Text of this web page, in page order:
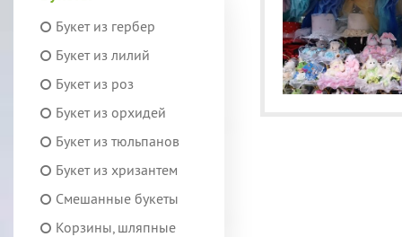
Букет из гербер
Букет из лилий
Букет из роз
Букет из орхидей
Букет из тюльпанов
Букет из хризантем
Смешанные букеты
Корзины, шляпные